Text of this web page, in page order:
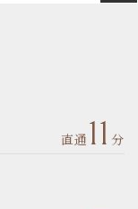
直通 11 分